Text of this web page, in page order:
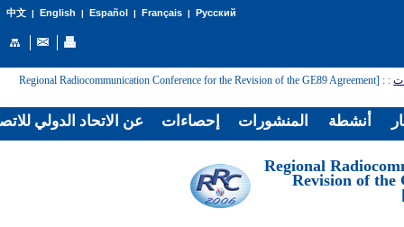
中文| English | Español | Français| Русский
:
: [Regional Radiocommunication Conference for the Revision of the GE89 Agreement
[Regional
Revision of the
عن الاتحاد الدولي إحصاءات المنشورات أنشطة